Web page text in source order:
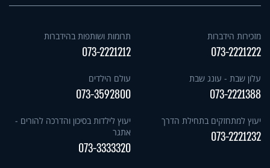
מזכירות הידברות
073-2221222
תרומות ושותפות בהידברות
073-2221212
עלון שבת - עונג שבת
073-2221388
עולם הילדים
073-3592800
יעוץ למתחזקים בתחילת הדרך
073-2221232
יעוץ לילדות בסיכון והדרכה להורים -
אתגר
073-3333320